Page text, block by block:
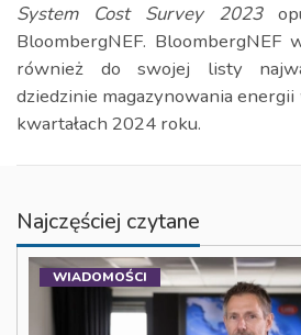
System Cost Survey 2023
BloombergNEF. BloombergNEF
również do swojej listy
dziedzinie magazynowania
kwartałach 2024 roku.
Najczęściej czytane
WIADOMOŚCI